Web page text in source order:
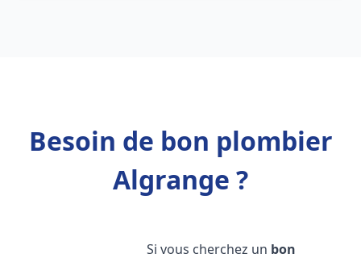
Besoin de bon plombier
Algrange ?
Si vous cherchez un bon